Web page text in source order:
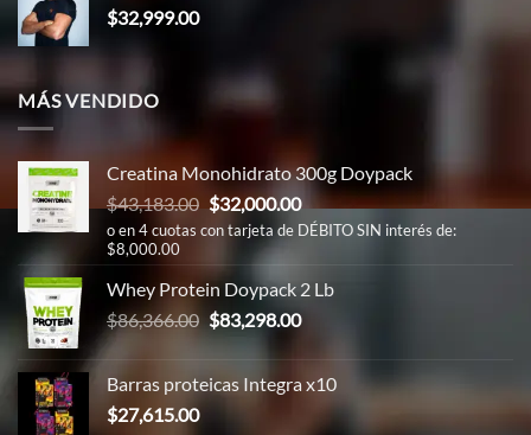
$32,999.00
MÁS VENDIDO
Creatina Monohidrato 300g Doypack
$43,183.00 El
precio
original
era:
$43,183.00.
$32,000.00El
precio
$32,000.00.
o en 4 cuotas con tarjeta de DÉBITO SIN interés de:
$8,000.00
Whey Protein Doypack 2 Lb
$86,366.00 El
precio
original
era:
$83,298.00El
es:
$83,298.00.
Barras proteicas Integra x10
$27,615.00